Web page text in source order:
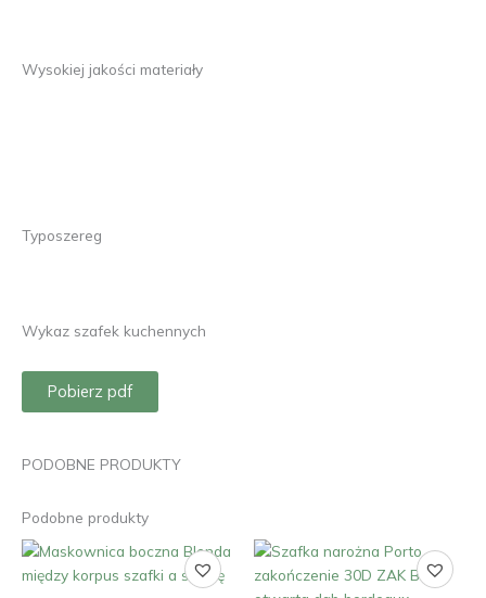
Wysokiej jakości materiały
Typoszereg
Wykaz szafek kuchennych
Pobierz pdf
PODOBNE PRODUKTY
Podobne produkty